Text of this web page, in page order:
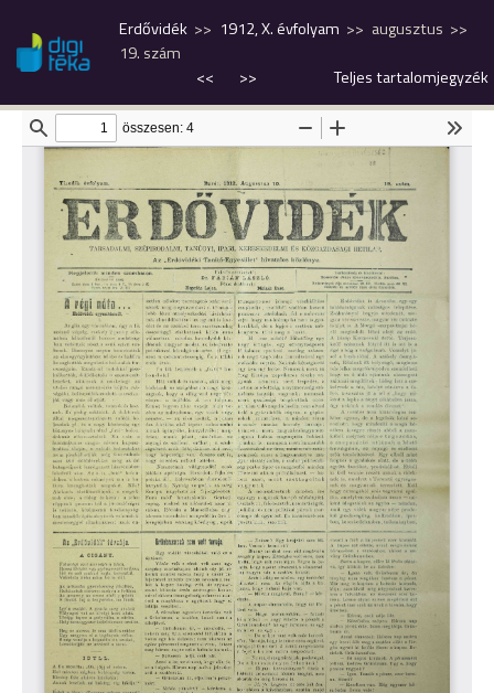
Erdővidék 1912, X. évfolyam
augusztus
19. szám
<<
>> Teljes tartalomjegyzék